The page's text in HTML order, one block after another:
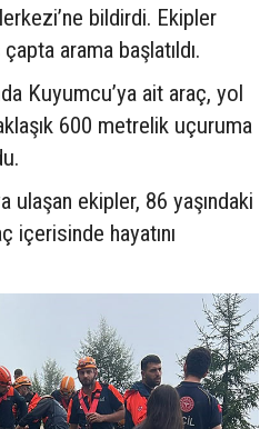
bildirdi. Ekipler
arama başlatıldı.
Kuyumcu’ya ait araç, yol
600 metrelik uçuruma
ulaşan ekipler, 86 yaşındaki
içerisinde hayatını